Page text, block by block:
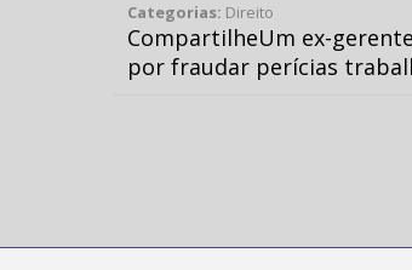
Categorias: Direito
CompartilheUm ex-
por fraudar perícias